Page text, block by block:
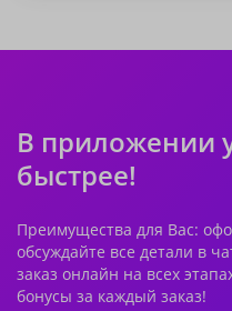
В приложении
быстрее!
Преимущества для Вас:
обсуждайте все детали в
заказ онлайн на всех
бонусы за каждый заказ!